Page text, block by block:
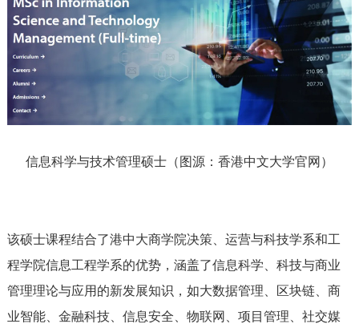
信息科学与技术管理硕士（图源：香港中文大学官网）
该硕士课程结合了港中大商学院决策、运营与科技学系和工
程学院信息工程学系的优势，涵盖了信息科学、科技与商业
管理理论与应用的新发展知识，如大数据管理、区块链、商
业智能、金融科技、信息安全、物联网、项目管理、社交媒